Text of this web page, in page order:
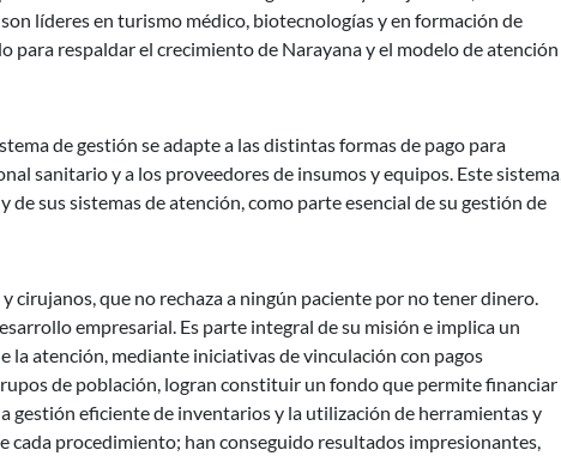
líderes en turismo médico, biotecnologías y en formación de
para respaldar el crecimiento de Narayana y el modelo de atención
de gestión se adapte a las distintas formas de pago para
sanitario y a los proveedores de insumos y equipos. Este sistema,
de sus sistemas de atención, como parte esencial de su gestión de
cirujanos, que no rechaza a ningún paciente por no tener dinero.
empresarial. Es parte integral de su misión e implica un
atención, mediante iniciativas de vinculación con pagos
de población, logran constituir un fondo que permite financiar
gestión eficiente de inventarios y la utilización de herramientas y
procedimiento; han conseguido resultados impresionantes,